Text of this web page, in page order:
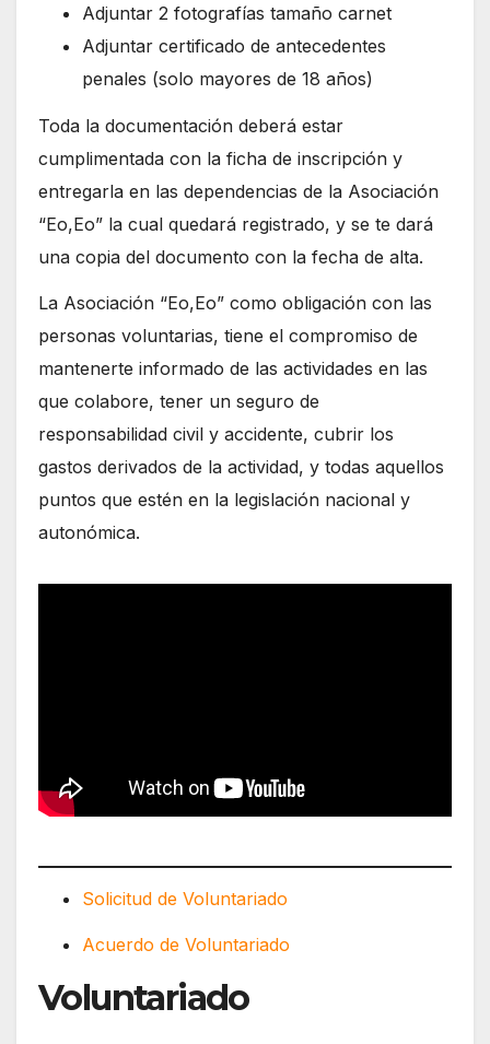
Adjuntar 2 fotografías tamaño carnet
Adjuntar certificado de antecedentes
penales (solo mayores de 18 años)
Toda la documentación deberá estar
cumplimentada con la ficha de inscripción y
entregarla en las dependencias de la Asociación
“Eo,Eo” la cual quedará registrado, y se te dará
una copia del documento con la fecha de alta.
La Asociación “Eo,Eo” como obligación con las
personas voluntarias, tiene el compromiso de
mantenerte informado de las actividades en las
que colabore, tener un seguro de
responsabilidad civil y accidente, cubrir los
gastos derivados de la actividad, y todas aquellos
puntos que estén en la legislación nacional y
autonómica.
Solicitud de Voluntariado
Acuerdo de Voluntariado
Voluntariado